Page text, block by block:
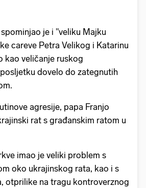
je i "veliku Majku
careve Petra Velikog i Katarinu
kao veličanje ruskog
dovelo do zategnutih
agresije, papa Franjo
rat s građanskim ratom u
imao je veliki problem s
oko ukrajinskog rata, kao i s
otprilike na tragu kontroverznog